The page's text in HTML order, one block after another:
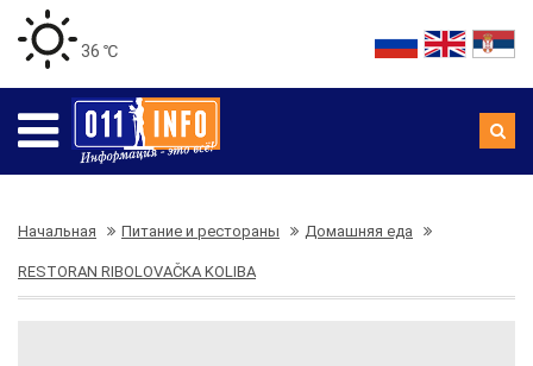
36 ℃
Начальная Питание и рестораны Домашняя еда
RESTORAN RIBOLOVAČKA KOLIBA